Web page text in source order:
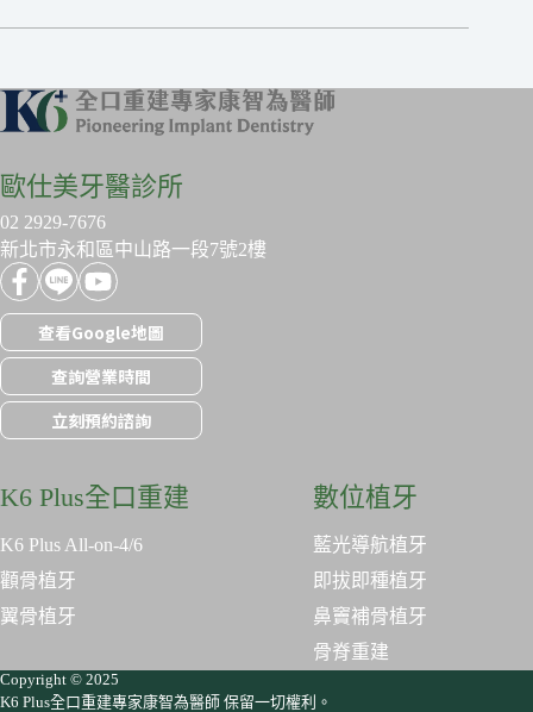
歐仕美牙醫診所
02 2929-7676
新北市永和區中山路一段7號2樓
查看Google地圖
查詢營業時間
立刻預約諮詢
K6 Plus全口重建
K6 Plus All-on-4/6
顴骨植牙
翼骨植牙
數位植牙
藍光導航植牙
即拔即種植牙
鼻竇補骨植牙
骨脊重建
Copyright © 2025
K6 Plus全口重建專家康智為醫師 保留一切權利。